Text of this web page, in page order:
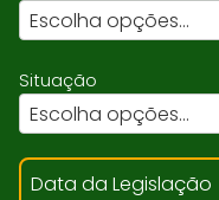
Escolha opções...
Situação
Escolha opções...
Data da Legislação